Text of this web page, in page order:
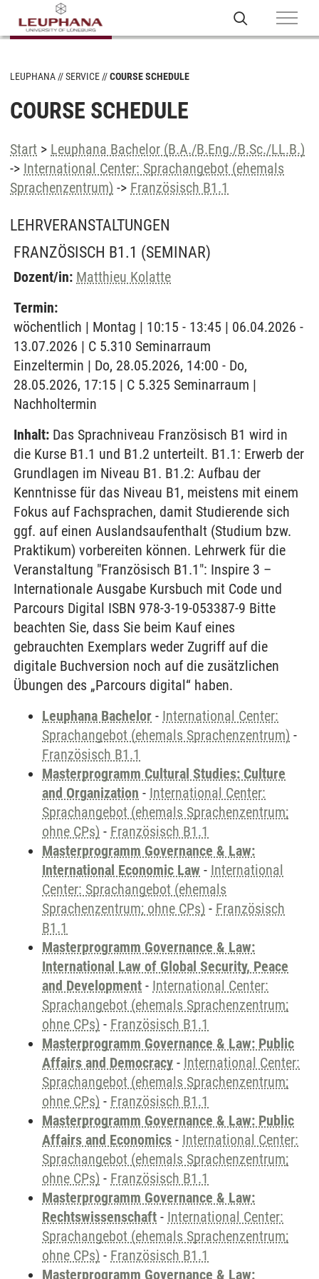
LEUPHANA SERVICE COURSE SCHEDULE
COURSE SCHEDULE
Start > Leuphana Bachelor (B.A./B.Eng./B.Sc./LL.B.)
-> International Center: Sprachangebot (ehemals
Sprachenzentrum) -> Französisch B1.1
LEHRVERANSTALTUNGEN
FRANZÖSISCH B1.1 (SEMINAR)
Dozent/in: Matthieu Kolatte
Termin:
wöchentlich | Montag | 10:15 - 13:45 | 06.04.2026 -
13.07.2026 | C 5.310 Seminarraum
Einzeltermin | Do, 28.05.2026, 14:00 - Do,
28.05.2026, 17:15 | C 5.325 Seminarraum |
Nachholtermin
Inhalt: Das Sprachniveau Französisch B1 wird in
die Kurse B1.1 und B1.2 unterteilt. B1.1: Erwerb der
Grundlagen im Niveau B1. B1.2: Aufbau der
Kenntnisse für das Niveau B1, meistens mit einem
Fokus auf Fachsprachen, damit Studierende sich
ggf. auf einen Auslandsaufenthalt (Studium bzw.
Praktikum) vorbereiten können. Lehrwerk für die
Veranstaltung "Französisch B1.1": Inspire 3 –
Internationale Ausgabe Kursbuch mit Code und
Parcours Digital ISBN 978-3-19-053387-9 Bitte
beachten Sie, dass Sie beim Kauf eines
gebrauchten Exemplars weder Zugriff auf die
digitale Buchversion noch auf die zusätzlichen
Übungen des „Parcours digital“ haben.
Leuphana Bachelor - International Center:
Sprachangebot (ehemals Sprachenzentrum) -
Französisch B1.1
Masterprogramm Cultural Studies: Culture
and Organization - International Center:
Sprachangebot (ehemals Sprachenzentrum;
ohne CPs) - Französisch B1.1
Masterprogramm Governance & Law:
International Economic Law - International
Center: Sprachangebot (ehemals
Sprachenzentrum; ohne CPs) - Französisch
B1.1
Masterprogramm Governance & Law:
International Law of Global Security, Peace
and Development - International Center:
Sprachangebot (ehemals Sprachenzentrum;
ohne CPs) - Französisch B1.1
Masterprogramm Governance & Law: Public
Affairs and Democracy - International Center:
Sprachangebot (ehemals Sprachenzentrum;
ohne CPs) - Französisch B1.1
Masterprogramm Governance & Law: Public
Affairs and Economics - International Center:
Sprachangebot (ehemals Sprachenzentrum;
ohne CPs) - Französisch B1.1
Masterprogramm Governance & Law:
Rechtswissenschaft - International Center:
Sprachangebot (ehemals Sprachenzentrum;
ohne CPs) - Französisch B1.1
Masterprogramm Governance & Law: